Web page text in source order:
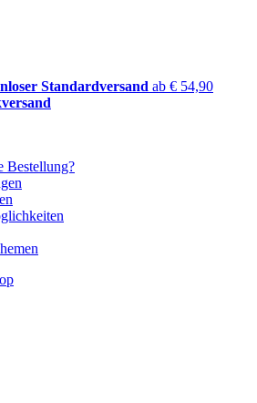
Standardversand ab € 54,90
Bestellung?